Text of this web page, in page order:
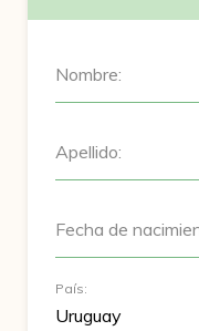
Nombre:
Apellido:
Fecha de
País: